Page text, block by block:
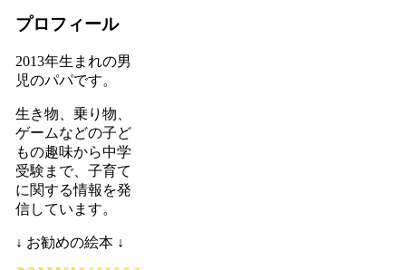
プロフィール
2013年生まれの男
児のパパです。
生き物、乗り物、
ゲームなどの子ど
もの趣味から中学
受験まで、子育て
に関する情報を発
信しています。
↓ お勧めの絵本 ↓